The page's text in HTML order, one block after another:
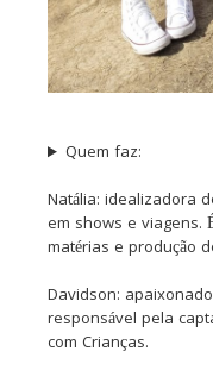
Quem faz:
Natália: idealizadora
em shows e viagens.
matérias e produção
Davidson:
responsável pela
com Crianças.